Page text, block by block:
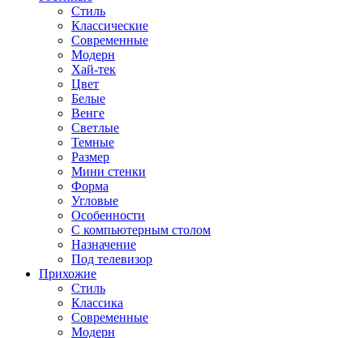
Стиль
Классические
Современные
Модерн
Хай-тек
Цвет
Белые
Венге
Светлые
Темные
Размер
Мини стенки
Форма
Угловые
Особенности
С компьютерным столом
Назначение
Под телевизор
Прихожие
Стиль
Классика
Современные
Модерн